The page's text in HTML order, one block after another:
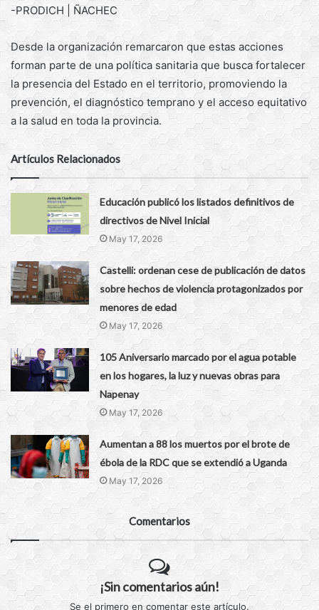
-PRODICH | ÑACHEC
Desde la organización remarcaron que estas acciones
forman parte de una política sanitaria que busca fortalecer
la presencia del Estado en el territorio, promoviendo la
prevención, el diagnóstico temprano y el acceso equitativo
a la salud en toda la provincia.
Artículos Relacionados
Educación publicó los listados definitivos de
directivos de Nivel Inicial
May 17, 2026
Castelli: ordenan cese de publicación de datos
sobre hechos de violencia protagonizados por
menores de edad
May 17, 2026
105 Aniversario marcado por el agua potable
en los hogares, la luz y nuevas obras para
Napenay
May 17, 2026
Aumentan a 88 los muertos por el brote de
ébola de la RDC que se extendió a Uganda
May 17, 2026
Comentarios
¡Sin comentarios aún!
Se el primero en comentar este artículo.